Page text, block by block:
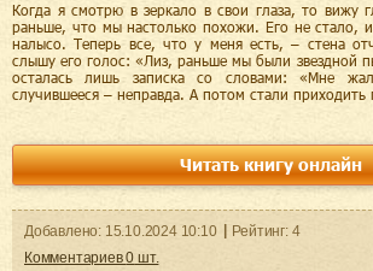
Когда я смотрю в зеркало в свои глаза, то вижу
раньше, что мы настолько похожи. Его не стало,
налысо. Теперь все, что у меня есть, – стена
слышу его голос: «Лиз, раньше мы были звездной
осталась лишь записка со словами: «Мне
случившееся – неправда. А потом стали приходить
Читать книгу онлайн
Добавленo: 15.10.2024 10:10 Рейтинг: 4
Комментариев0 шт.